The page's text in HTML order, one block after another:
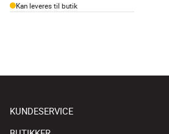
Kan leveres til butik
KUNDESERVICE